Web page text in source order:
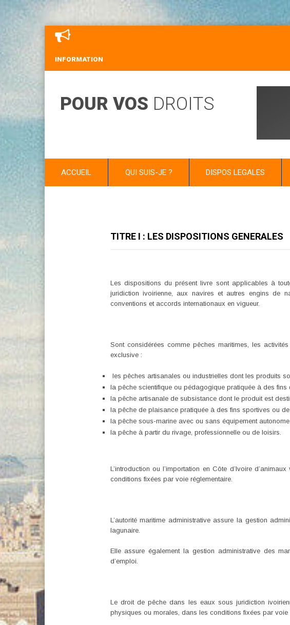
INFORMATION
POUR VOS DROITS
ACCUEIL QUI SUIS-JE ? DISPOS LEGALES
TITRE I : LES DISPOSITIONS GENERALES
Les dispositions du présent livre sont applicables à
juridiction ivoirienne, aux navires et autres engins de
conventions et accords internationaux en vigueur.
Sont considérées comme pêches maritimes, les
exclusive :
les pêches artisanales ou industrielles dont les produits
la pêche scientifique ou pédagogique pratiquée à des fins
la pêche artisanale de subsistance dont le produit est
la pêche de plaisance pratiquée à des fins sportives ou
la pêche sous-marine avec ou sans équipement autonome
la pêche à partir du rivage, professionnelle ou de loisirs.
L’introduction ou l’importation en Côte d’Ivoire
conditions fixées par voie réglementaire.
L’autorité maritime administrative assure la gestion
lagunaire.
Elle assure également la gestion administrative des
d’emploi.
Le droit de pêche dans les eaux sous juridiction
physiques ou morales, dans les conditions fixées par voie